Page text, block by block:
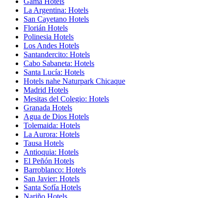
La Argentina: Hotels
San Cayetano Hotels
Florián Hotels
Polinesia Hotels
Los Andes Hotels
Santandercito: Hotels
Cabo Sabaneta: Hotels
Santa Lucía: Hotels
Hotels nahe Naturpark Chicaque
Madrid Hotels
Mesitas del Colegio: Hotels
Granada Hotels
Agua de Dios Hotels
Tolemaida: Hotels
La Aurora: Hotels
Tausa Hotels
Antioquia: Hotels
El Peñón Hotels
Barroblanco: Hotels
San Javier: Hotels
Santa Sofía Hotels
Nariño Hotels